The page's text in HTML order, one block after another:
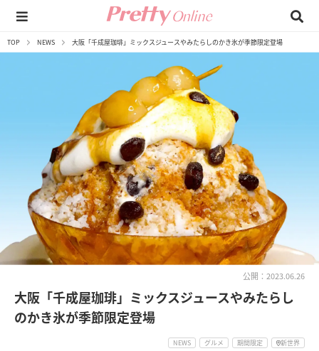
TOP NEWS 大阪「千成屋珈琲」ミックスジュースやみたらしのかき氷が季節限定登場
公開：2023.06.26
大阪「千成屋珈琲」ミックスジュースやみたらし
のかき氷が季節限定登場
NEWS グルメ 期間限定 新世界